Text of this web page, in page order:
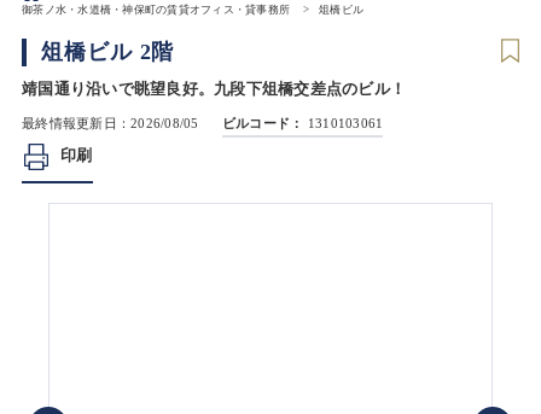
御茶ノ水・水道橋・神保町の賃貸オフィス・貸事務所
俎橋ビル
俎橋ビル 2階
靖国通り沿いで眺望良好。九段下俎橋交差点のビル！
最終情報更新日：2026/08/05 ビルコード： 1310103061
印刷